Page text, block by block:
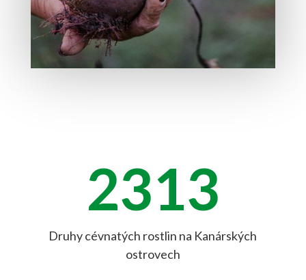
2313
Druhy cévnatých rostlin na Kanárských
ostrovech